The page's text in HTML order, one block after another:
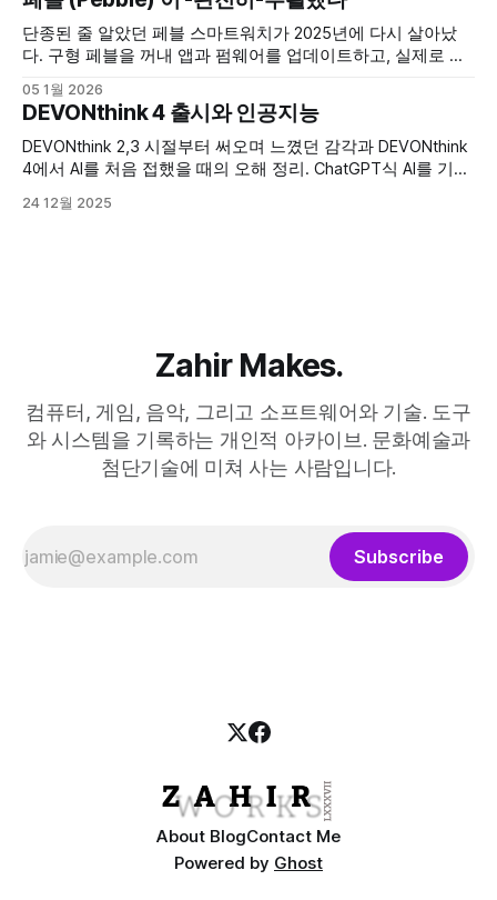
단종된 줄 알았던 페블 스마트워치가 2025년에 다시 살아났
다. 구형 페블을 꺼내 앱과 펌웨어를 업데이트하고, 실제로 다
05 1월 2026
DEVONthink 4 출시와 인공지능
DEVONthink 2,3 시절부터 써오며 느꼈던 감각과 DEVONthink
4에서 AI를 처음 접했을 때의 오해 정리. ChatGPT식 AI를 기대
24 12월 2025
Zahir Makes.
컴퓨터, 게임, 음악, 그리고 소프트웨어와 기술. 도구
와 시스템을 기록하는 개인적 아카이브. 문화예술과
첨단기술에 미쳐 사는 사람입니다.
Subscribe
About BlogContact Me
Powered by Ghost